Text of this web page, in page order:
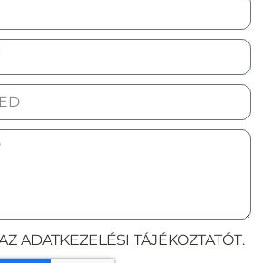
ADATKEZELÉSI TÁJÉKOZTATÓT.